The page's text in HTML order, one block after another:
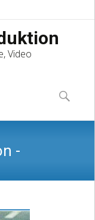
Video
to
content
Suchen
nach:
-
O-Töne,